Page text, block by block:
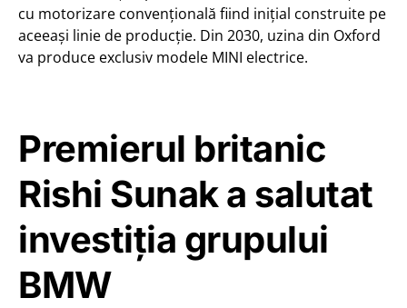
cu motorizare convențională fiind inițial construite pe
aceeași linie de producţie. Din 2030, uzina din Oxford
va produce exclusiv modele MINI electrice.
Premierul britanic
Rishi Sunak a salutat
investiția grupului
BMW